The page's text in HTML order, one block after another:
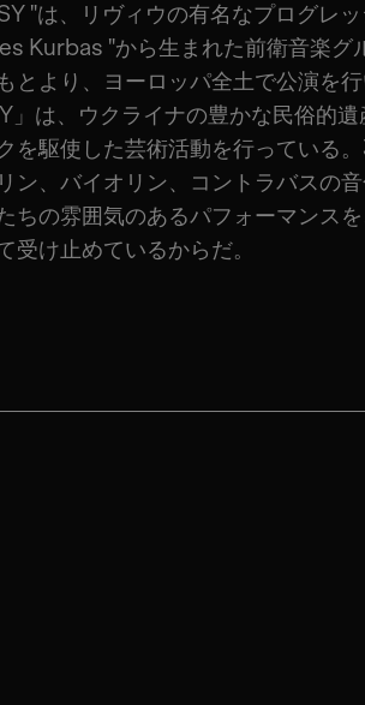
"は、リヴィウの有名なプログレ
Kurbas "から生まれた前衛音楽グ
とより、ヨーロッパ全土で公演を
」は、ウクライナの豊かな民俗的
を駆使した芸術活動を行っている
ン、バイオリン、コントラバスの
ちの雰囲気のあるパフォーマンス
受け止めているからだ。